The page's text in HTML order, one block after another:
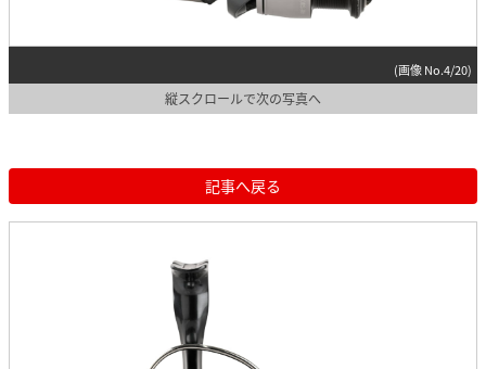
(画像 No.4/20)
縦スクロールで次の写真へ
記事へ戻る